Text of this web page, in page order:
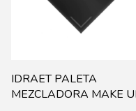
IDRAET PALETA
MEZCLADORA MAKE